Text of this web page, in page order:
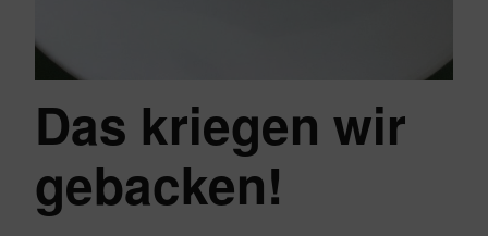
Das kriegen wir
gebacken!